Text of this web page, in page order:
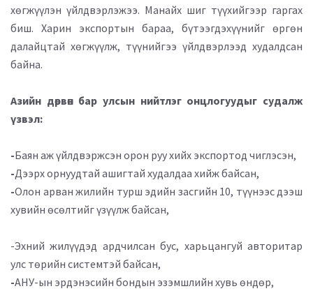
хөгжүүлэн үйлдвэрлэжээ. Манайх шиг түүхийгээр гаргах
биш. Харин экспортын бараа, бүтээгдэхүүнийг өргөн
далайцтай хөгжүүлж, түүнийгээ үйлдвэрлээд худалдсан
байна.
Азийн дөрвөн бар улсын нийтлэг онцлогуудыг судалж
үзвэл:
-Баян аж үйлдвэржсэн орон руу хийх экспортод чиглэсэн,
-Дээрх орнуудтай ашигтай худалдаа хийж байсан,
-Олон арван жилийн турш эдийн засгийн 10, түүнээс дээш
хувийн өсөлтийг үзүүлж байсан,
-Эхний жилүүдэд ардчилсан бус, харьцангуй авторитар
улс төрийн системтэй байсан,
-АНУ-ын эрдэнэсийн бондын эзэмшлийн хувь өндөр,